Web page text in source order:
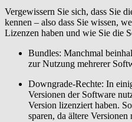
Vergewissern Sie sich, dass Sie
kennen – also dass Sie wissen,
Lizenzen haben und wie Sie die
Bundles: Manchmal
zur Nutzung mehrerer
Downgrade-Rechte: In
Versionen der Software
Version lizenziert haben.
sparen, da ältere